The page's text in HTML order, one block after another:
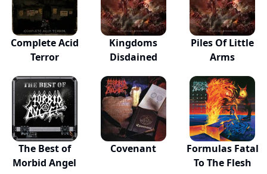
Complete Acid
Terror
Kingdoms
Disdained
Piles Of Little
Arms
The Best of
Morbid Angel
Covenant
Formulas Fatal
To The Flesh